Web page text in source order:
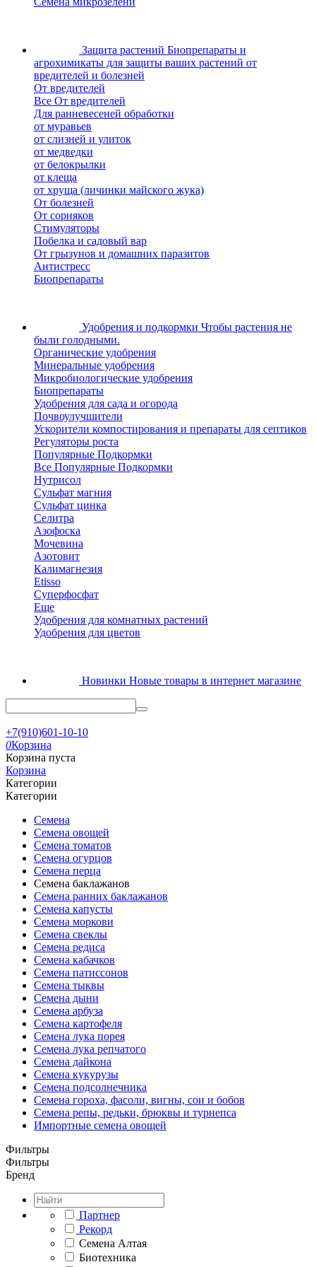
Защита растений Биопрепараты и
агрохимикаты для защиты ваших растений от
вредителей и болезней
От вредителей
Все От вредителей
Для ранневесеней обработки
от муравьев
от слизней и улиток
от медведки
от белокрылки
от клеща
от хруща (личинки майского жука)
От болезней
От сорняков
Стимуляторы
Побелка и садовый вар
От грызунов и домашних паразитов
Антистресс
Биопрепараты
Удобрения и подкормки Чтобы растения не
были голодными.
Органические удобрения
Минеральные удобрения
Микробиологические удобрения
Биопрепараты
Удобрения для сада и огорода
Почвоулучшители
Ускорители компостирования и препараты для септиков
Регуляторы роста
Популярные Подкормки
Все Популярные Подкормки
Нутрисол
Сульфат магния
Сульфат цинка
Селитра
Азофоска
Мочевина
Азотовит
Калимагнезия
Etisso
Суперфосфат
Еще
Удобрения для комнатных растений
Удобрения для цветов
Новинки Новые товары в интернет магазине
+7(910)601-10-10
0Корзина
Корзина пуста
Корзина
Категории
Категории
Семена
Семена овощей
Семена томатов
Семена огурцов
Семена перца
Семена баклажанов
Семена ранних баклажанов
Семена капусты
Семена моркови
Семена свеклы
Семена редиса
Семена кабачков
Семена патиссонов
Семена тыквы
Семена дыни
Семена арбуза
Семена картофеля
Семена лука порея
Семена лука репчатого
Семена дайкона
Семена кукурузы
Семена подсолнечника
Семена гороха, фасоли, вигны, сои и бобов
Семена репы, редьки, брюквы и турнепса
Импортные семена овощей
Фильтры
Фильтры
Бренд
Партнер
Рекорд
Семена Алтая
Биотехника